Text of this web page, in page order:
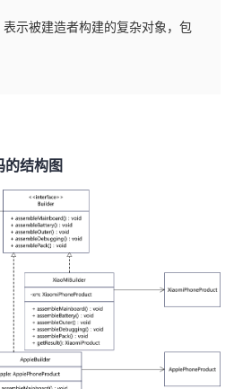
表示被建造者构建的复杂对象，包
结构图